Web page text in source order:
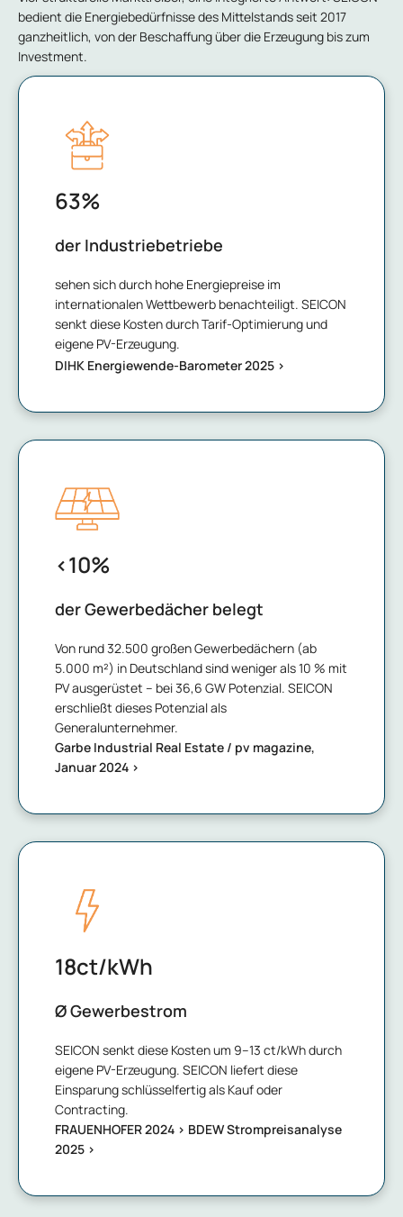
bedient die Energiebedürfnisse des Mittelstands seit 2017
ganzheitlich, von der Beschaffung über die Erzeugung bis zum
Investment.
63%
der Industriebetriebe
sehen sich durch hohe Energiepreise im
internationalen Wettbewerb benachteiligt. SEICON
senkt diese Kosten durch Tarif-Optimierung und
eigene PV-Erzeugung.
DIHK Energiewende-Barometer 2025 >
<10%
der Gewerbedächer belegt
Von rund 32.500 großen Gewerbedächern (ab
5.000 m²) in Deutschland sind weniger als 10 % mit
PV ausgerüstet – bei 36,6 GW Potenzial. SEICON
erschließt dieses Potenzial als
Generalunternehmer.
Garbe Industrial Real Estate / pv magazine,
Januar 2024 >
18ct/kWh
Ø Gewerbestrom
SEICON senkt diese Kosten um 9–13 ct/kWh durch
eigene PV-Erzeugung. SEICON liefert diese
Einsparung schlüsselfertig als Kauf oder
Contracting.
FRAUENHOFER 2024 > BDEW Strompreisanalyse
2025 >